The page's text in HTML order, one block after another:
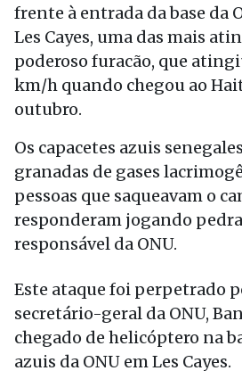
frente à entrada da base da
Les Cayes, uma das mais
poderoso furacão, que
km/h quando chegou ao
outubro.
Os capacetes azuis
granadas de gases
pessoas que saqueavam o
responderam jogando
responsável da ONU.
Este ataque foi perpetrado
secretário-geral da ONU,
chegado de helicóptero na
azuis da ONU em Les Cayes.